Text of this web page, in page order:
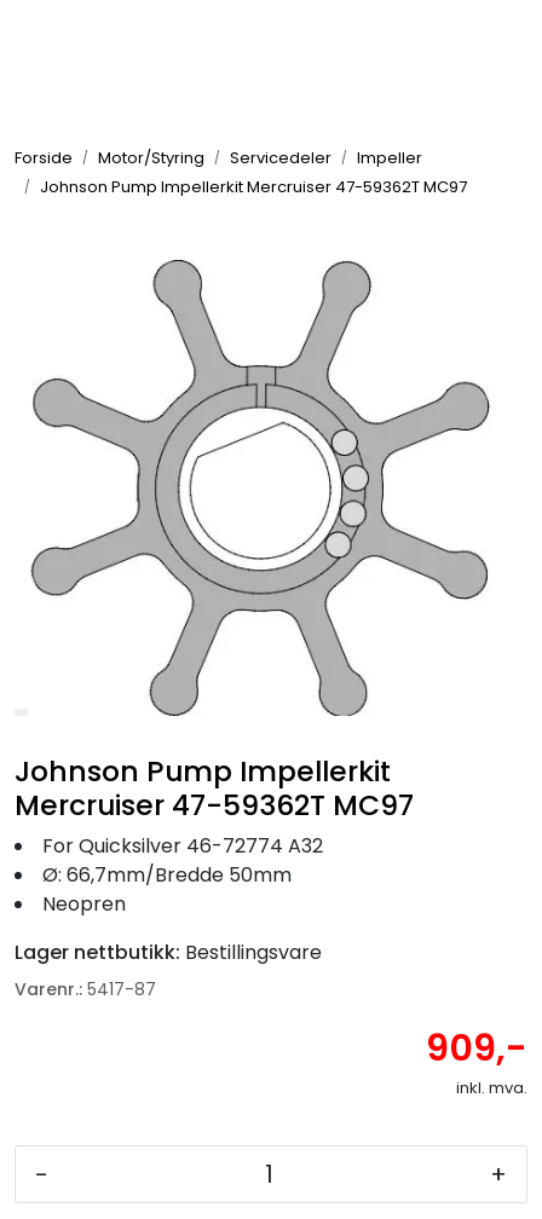
Forside Motor/Styring Servicedeler
Impeller
Johnson Pump Impellerkit Mercruiser 47-59362T MC97
Johnson Pump Impellerkit
Mercruiser 47-59362T MC97
For Quicksilver 46-72774 A32
Ø: 66,7mm/Bredde 50mm
Neopren
Lager nettbutikk: Bestillingsvare
Varenr.: 5417-87
909,-
inkl. mva.
- +
Elektrisk
VVS
Motor/Styring
Fortøyning
Fritid/Sikkerhet
Båtpleie/Opplag
Seil
Nyheter